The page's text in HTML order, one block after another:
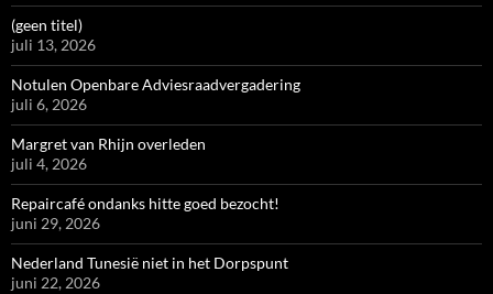
(geen titel)
juli 13, 2026
Notulen Openbare Adviesraadvergadering
juli 6, 2026
Margret van Rhijn overleden
juli 4, 2026
Repaircafé ondanks hitte goed bezocht!
juni 29, 2026
Nederland Tunesië niet in het Dorpspunt
juni 22, 2026